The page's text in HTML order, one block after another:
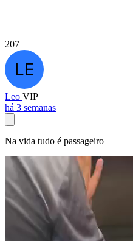
207
Leo VIP
há 3 semanas
Na vida tudo é passageiro